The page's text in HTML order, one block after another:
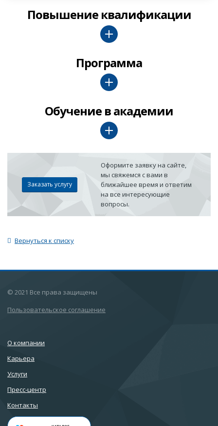
Повышение квалификации
Программа
Обучение в академии
Заказать услугу
Оформите заявку на сайте,
мы свяжемся с вами в
ближайшее время и ответим
на все интересующие
вопросы.
Вернуться к списку
© 2021 Все права защищены
Пользовательское соглашение
О компании
Карьера
Услуги
Пресс-центр
Контакты